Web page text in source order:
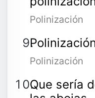
Polinización
Polinización
Que sería